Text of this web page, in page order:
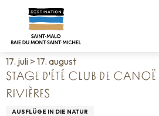
contenu
Startseite
Stage d'été Club de Canoë Kayak
17. juli > 17. august
STAGE D'ÉTÉ CLUB DE CANOË
RIVIÈRES
AUSFLÜGE IN DIE NATUR